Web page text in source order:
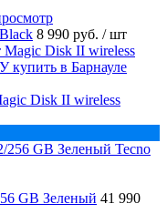
8 990 руб. / шт
Disk II wireless
GB Зеленый 41 990